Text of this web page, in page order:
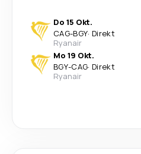
Do 15 Okt.
CAG-BGY· Direkt
Ryanair
Mo 19 Okt.
BGY-CAG· Direkt
Ryanair